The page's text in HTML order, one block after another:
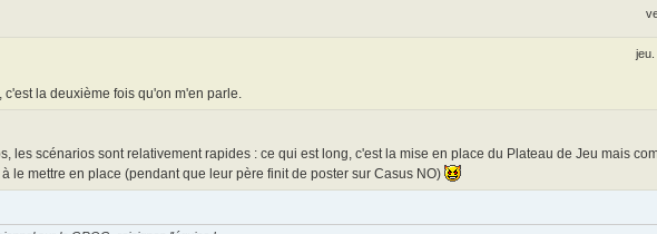
c'est la deuxième fois qu'on m'en parle.
les scénarios sont relativement rapides : ce qui est long, c'est la mise en place du Plateau de Jeu mais
le mettre en place (pendant que leur père finit de poster sur Casus NO)